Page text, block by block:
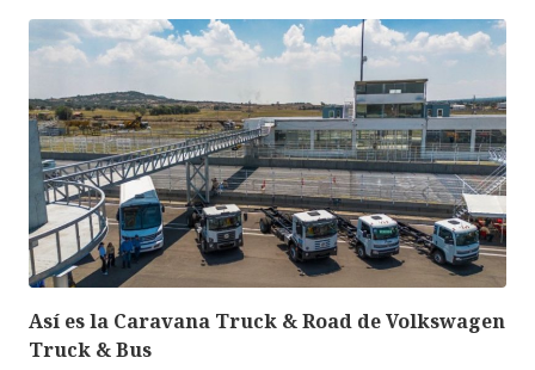
Así es la Caravana Truck & Road de Volkswagen
Truck & Bus